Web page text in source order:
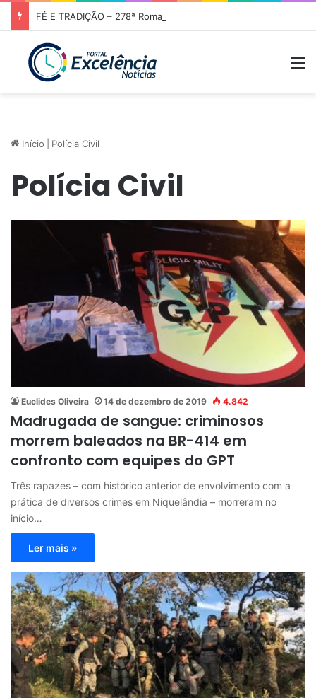
Início Polícia Civil
Polícia Civil
Euclides Oliveira 14 de dezembro de 2019 4.842
Madrugada de sangue: criminosos
morrem baleados na BR-414 em
confronto com equipes do GPT
Três rapazes – com histórico anterior de envolvimento com a
prática de diversos crimes em Niquelândia – morreram no
início…
Ler mais »